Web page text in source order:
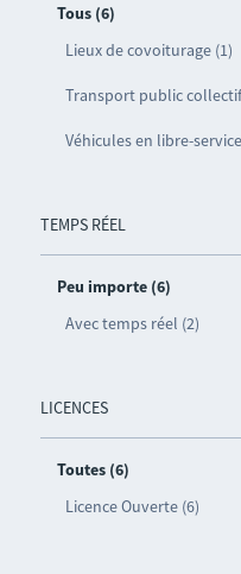
Tous (6)
Lieux de covoiturage (1)
Transport public
Véhicules en libre-
TEMPS RÉEL
Peu importe (6)
Avec temps réel (2)
LICENCES
Toutes (6)
Licence Ouverte (6)